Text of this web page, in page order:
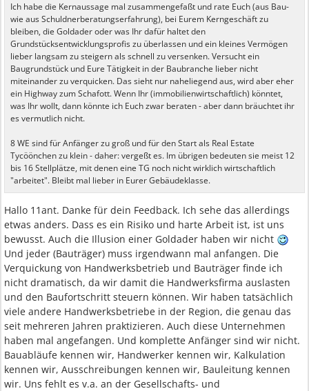
Ich habe die Kernaussage mal zusammengefaßt und rate Euch (aus Bau-
wie aus Schuldnerberatungserfahrung), bei Eurem Kerngeschäft zu
bleiben, die Goldader oder was Ihr dafür haltet den
Grundstücksentwicklungsprofis zu überlassen und ein kleines Vermögen
lieber langsam zu steigern als schnell zu versenken. Versucht ein
Baugrundstück und Eure Tätigkeit in der Baubranche lieber nicht
miteinander zu verquicken. Das sieht nur naheliegend aus, wird aber eher
ein Highway zum Schafott. Wenn Ihr (immobilienwirtschaftlich) könntet,
was Ihr wollt, dann könnte ich Euch zwar beraten - aber dann bräuchtet ihr
es vermutlich nicht.
8 WE sind für Anfänger zu groß und für den Start als Real Estate
Tycöönchen zu klein - daher: vergeßt es. Im übrigen bedeuten sie meist 12
bis 16 Stellplätze, mit denen eine TG noch nicht wirklich wirtschaftlich
"arbeitet". Bleibt mal lieber in Eurer Gebäudeklasse.
Hallo 11ant. Danke für dein Feedback. Ich sehe das allerdings
etwas anders. Dass es ein Risiko und harte Arbeit ist, ist uns
bewusst. Auch die Illusion einer Goldader haben wir nicht
Und jeder (Bauträger) muss irgendwann mal anfangen. Die
Verquickung von Handwerksbetrieb und Bauträger finde ich
nicht dramatisch, da wir damit die Handwerksfirma auslasten
und den Baufortschritt steuern können. Wir haben tatsächlich
viele andere Handwerksbetriebe in der Region, die genau das
seit mehreren Jahren praktizieren. Auch diese Unternehmen
haben mal angefangen. Und komplette Anfänger sind wir nicht.
Bauabläufe kennen wir, Handwerker kennen wir, Kalkulation
kennen wir, Ausschreibungen kennen wir, Bauleitung kennen
wir. Uns fehlt es v.a. an der Gesellschafts- und